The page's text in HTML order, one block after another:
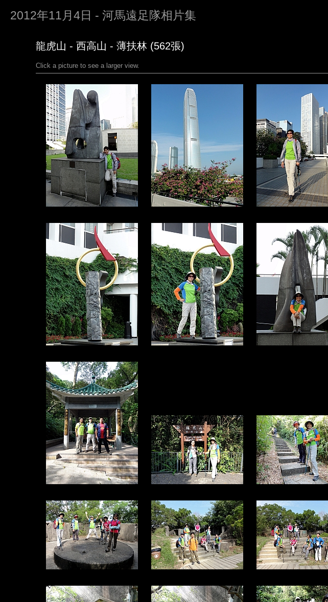
2012年11月4日 - 河馬遠足隊相片集
龍虎山 - 西高山 - 薄扶林 (562張)
Click a picture to see a larger view.